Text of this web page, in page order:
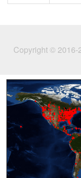
Copyright © 2016-